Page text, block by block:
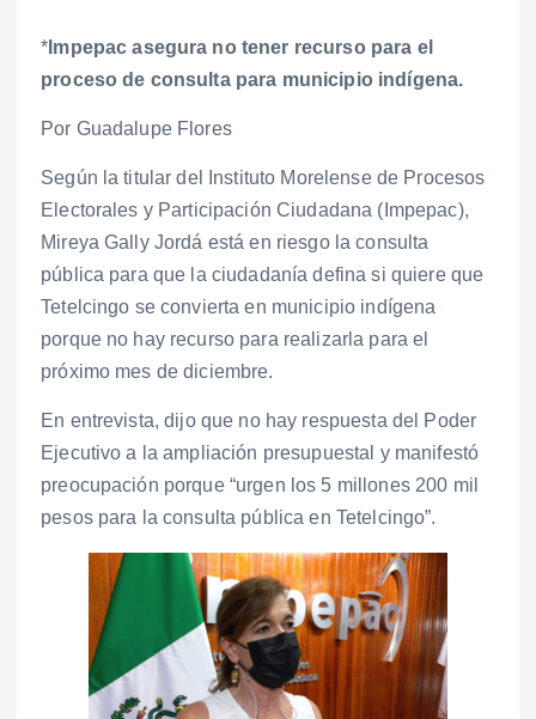
* Impepac asegura no tener recurso para el
proceso de consulta para municipio indígena.
Por Guadalupe Flores
Según la titular del Instituto Morelense de Procesos
Electorales y Participación Ciudadana (Impepac),
Mireya Gally Jordá está en riesgo la consulta
pública para que la ciudadanía defina si quiere que
Tetelcingo se convierta en municipio indígena
porque no hay recurso para realizarla para el
próximo mes de diciembre.
En entrevista, dijo que no hay respuesta del Poder
Ejecutivo a la ampliación presupuestal y manifestó
preocupación porque “urgen los 5 millones 200 mil
pesos para la consulta pública en Tetelcingo”.